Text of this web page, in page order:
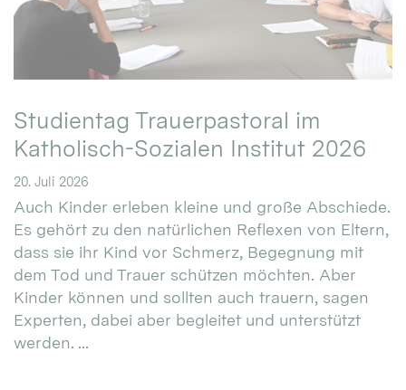
Studientag Trauerpastoral im
Katholisch-Sozialen Institut 2026
20. Juli 2026
Auch Kinder erleben kleine und große Abschiede.
Es gehört zu den natürlichen Reflexen von Eltern,
dass sie ihr Kind vor Schmerz, Begegnung mit
dem Tod und Trauer schützen möchten. Aber
Kinder können und sollten auch trauern, sagen
Experten, dabei aber begleitet und unterstützt
werden. ...